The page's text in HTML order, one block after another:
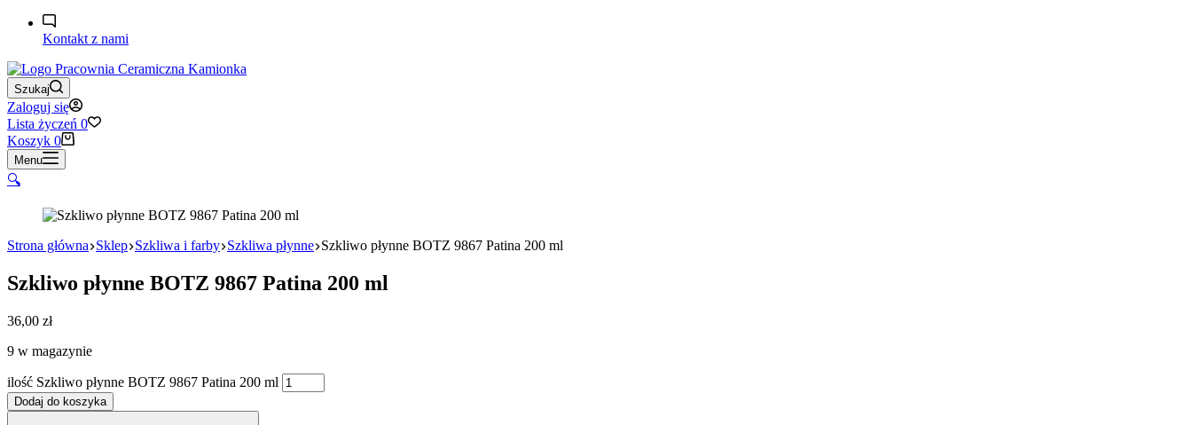
Kontakt z nami
Szukaj
Zaloguj się
Lista życzeń 0
Koszyk 0
Menu
🔍
Strona główna Sklep Szkliwa i farby Szkliwa płynne Szkliwo płynne BOTZ 9867 Patina 200 ml
Szkliwo płynne BOTZ 9867 Patina 200 ml
36,00 zł
9 w magazynie
ilość Szkliwo płynne BOTZ 9867 Patina 200 ml
Dodaj do koszyka